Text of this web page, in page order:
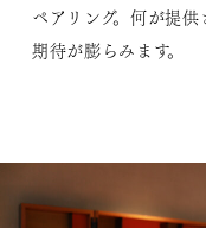
ペアリング。何が提
期待が膨らみます。